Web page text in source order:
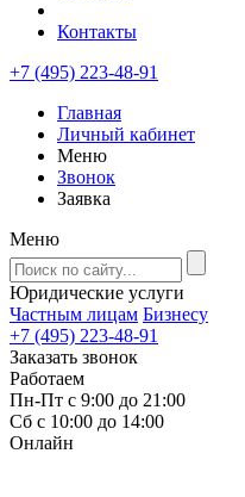
Контакты
+7 (495) 223-48-91
Главная
Личный кабинет
Меню
Звонок
Заявка
Меню
Юридические услуги
Частным лицам Бизнесу
+7 (495) 223-48-91
Заказать звонок
Работаем
Пн-Пт с 9:00 до 21:00
Сб с 10:00 до 14:00
Онлайн